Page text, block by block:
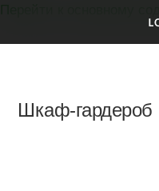
Шкаф-гардероб